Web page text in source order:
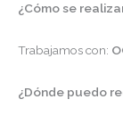
¿Cómo se
Trabajamos con:
¿Dónde puedo